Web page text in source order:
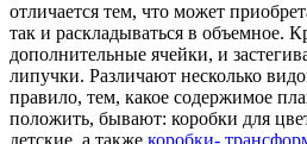
отличается тем, что может
так и раскладываться в объемное.
дополнительные ячейки, и
липучки. Различают несколько
правило, тем, какое содержимое
положить, бывают: коробки для
детские, а также коробки-